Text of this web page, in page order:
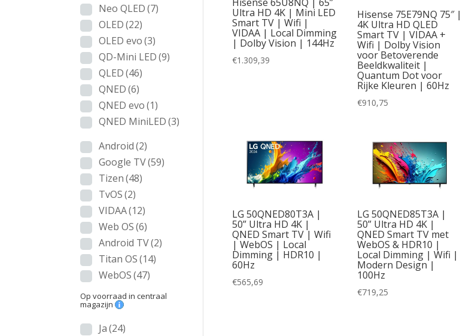
Hisense 65U8NQ | 65”
Ultra HD 4K | Mini LED
Smart TV | Wifi |
VIDAA | Local Dimming
| Dolby Vision | 144Hz
€1.309,39
Hisense 75E79NQ 75″ |
4K Ultra HD QLED
Smart TV | VIDAA +
Wifi | Dolby Vision
voor Betoverende
Beeldkwaliteit |
Quantum Dot voor
Rijke Kleuren | 60Hz
€910,75
LG 50QNED80T3A |
50” Ultra HD 4K |
QNED Smart TV | Wifi
| WebOS | Local
Dimming | HDR10 |
60Hz
€565,69
LG 50QNED85T3A |
50” Ultra HD 4K |
QNED Smart TV met
WebOS & HDR10 |
Local Dimming | Wifi |
Modern Design |
100Hz
€719,25
Neo QLED (7)
OLED (22)
OLED evo (3)
QD-Mini LED (9)
QLED (46)
QNED (6)
QNED evo (1)
QNED MiniLED (3)
Android (2)
Google TV(59)
Tizen (48)
TvOS (2)
VIDAA(12)
Web OS (6)
Android TV(2)
Titan OS (14)
WebOS (47)
Op voorraad in centraal
magazijn
Ja (24)